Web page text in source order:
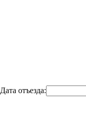
Дата отъезда: